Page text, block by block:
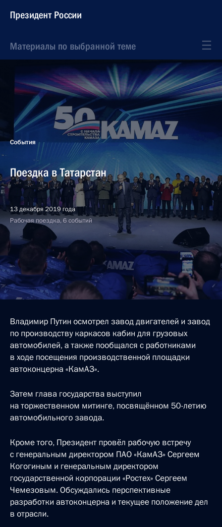
Президент России
Материалы по выбранной теме
События
Поездка в Татарстан
13 декабря 2019 года
Рабочая поездка, 6 событий
Владимир Путин осмотрел завод двигателей и завод
по производству каркасов кабин для грузовых
автомобилей, а также пообщался с работниками
в ходе посещения производственной площадки
автоконцерна «КамАЗ».
Затем глава государства выступил
на торжественном митинге, посвящённом 50-летию
автомобильного завода.
Кроме того, Президент провёл рабочую встречу
с генеральным директором ПАО «КамАЗ» Сергеем
Когогиным и генеральным директором
государственной корпорации «Ростех» Сергеем
Чемезовым. Обсуждались перспективные
разработки автоконцерна и текущее положение дел
в отрасли.